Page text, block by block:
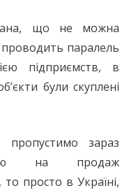
що не можна
паралель
підприємств, в
були скуплені
зараз
на продаж
то просто в Україні,